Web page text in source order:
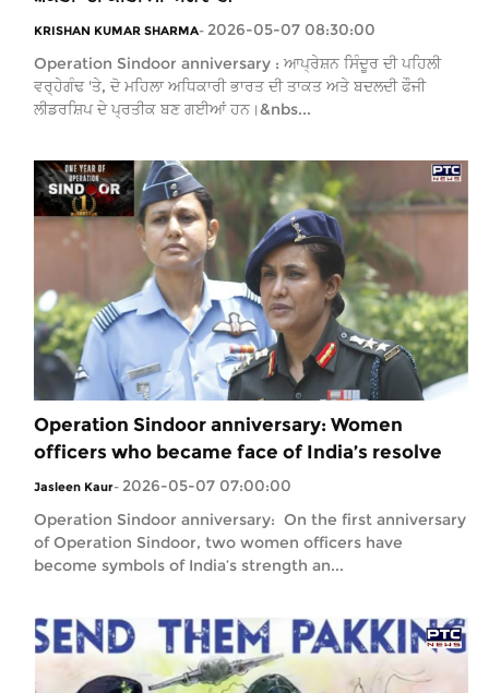
KRISHAN KUMAR SHARMA- 2026-05-07 08:30:00
Operation Sindoor anniversary : ਆਪ੍ਰੇਸ਼ਨ ਸਿੰਦੂਰ ਦੀ ਪਹਿਲੀ
ਵਰ੍ਹੇਗੰਢ 'ਤੇ, ਦੋ ਮਹਿਲਾ ਅਧਿਕਾਰੀ ਭਾਰਤ ਦੀ ਤਾਕਤ ਅਤੇ ਬਦਲਦੀ ਫੌਜੀ
ਲੀਡਰਸ਼ਿਪ ਦੇ ਪ੍ਰਤੀਕ ਬਣ ਗਈਆਂ ਹਨ।&nbs...
Operation Sindoor anniversary: Women
officers who became face of India’s resolve
Jasleen Kaur- 2026-05-07 07:00:00
Operation Sindoor anniversary: On the first anniversary
of Operation Sindoor, two women officers have
become symbols of India’s strength an...